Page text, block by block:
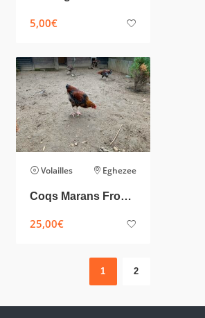
5,00€
Volailles Eghezee
Coqs Marans Froment
25,00€
1 2